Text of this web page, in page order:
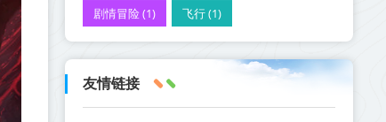
剧情冒险 (1) 飞行 (1)
友情链接